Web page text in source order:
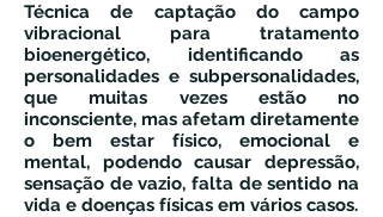
Técnica de captação do campo
vibracional para tratamento
bioenergético, identificando as
personalidades e subpersonalidades,
que muitas vezes estão no
inconsciente, mas afetam diretamente
o bem estar físico, emocional e
mental, podendo causar depressão,
sensação de vazio, falta de sentido na
vida e doenças físicas em vários casos.